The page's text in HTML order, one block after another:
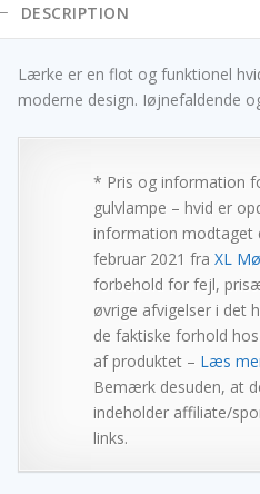
DESCRIPTION
Lærke er en flot og funktionel
moderne design. Iøjnefaldende
* Pris og information
gulvlampe – hvid er
information modtaget
februar 2021 fra XL
forbehold for fejl,
øvrige afvigelser i det
de faktiske forhold
af produktet – Læs
Bemærk desuden, at
indeholder affiliate/
links.